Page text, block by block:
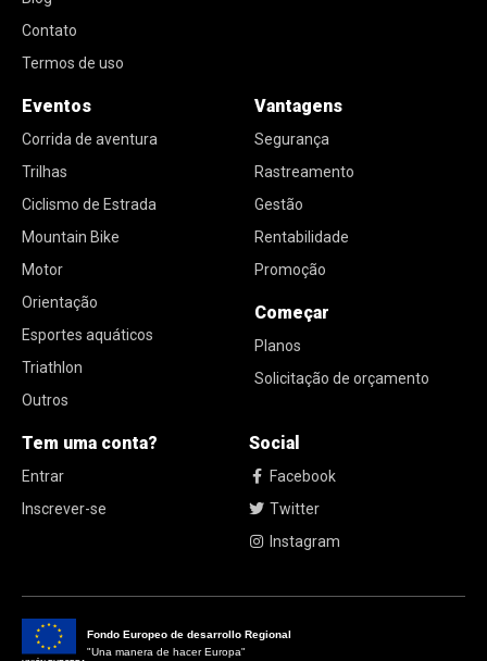
Contato
Termos de uso
Eventos
Corrida de aventura
Trilhas
Ciclismo de Estrada
Mountain Bike
Motor
Orientação
Esportes aquáticos
Triathlon
Outros
Vantagens
Segurança
Rastreamento
Gestão
Rentabilidade
Promoção
Começar
Planos
Solicitação de orçamento
Tem uma conta?
Entrar
Inscrever-se
Social
Facebook
Twitter
Instagram
Fondo Europeo de desarrollo Regional
"Una manera de hacer Europa"